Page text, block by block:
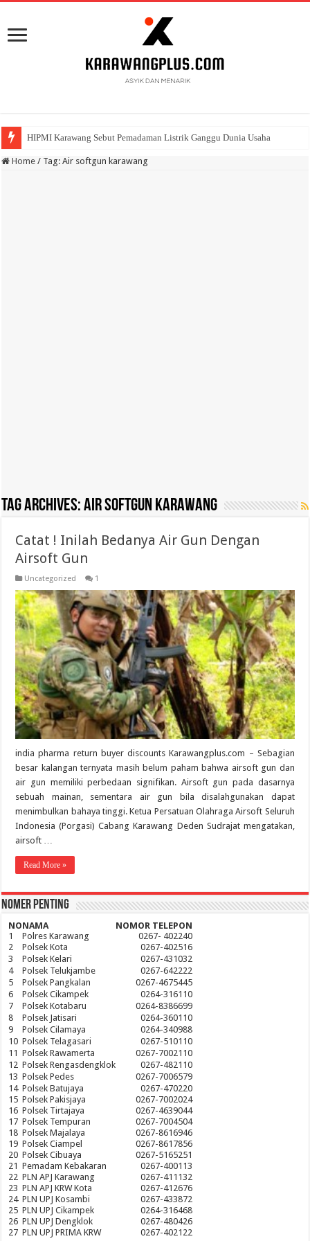
HIPMI Karawang Sebut Pemadaman Listrik Ganggu Dunia Usaha
Home / Tag:Air softgun karawang
Tag Archives:Air softgun karawang
Catat ! Inilah Bedanya Air Gun Dengan
Airsoft Gun
Uncategorized 1
india pharma return buyer discounts Karawangplus.com – Sebagian
besar kalangan ternyata masih belum paham bahwa airsoft gun dan
air gun memiliki perbedaan signifikan. Airsoft gun pada dasarnya
sebuah mainan, sementara air gun bila disalahgunakan dapat
menimbulkan bahaya tinggi. Ketua Persatuan Olahraga Airsoft Seluruh
Indonesia (Porgasi) Cabang Karawang Deden Sudrajat mengatakan,
airsoft …
Read More »
Nomer Penting
NONAMA
NOMOR TELEPON
1
Polres Karawang
0267- 402240
2
Polsek Kota
0267-402516
3
Polsek Kelari
0267-431032
4
Polsek Telukjambe
0267-642222
5
Polsek Pangkalan
0267-4675445
6
Polsek Cikampek
0264-316110
7
Polsek Kotabaru
0264-8386699
8
Polsek Jatisari
0264-360110
9
Polsek Cilamaya
0264-340988
10 Polsek Telagasari
0267-510110
11 Polsek Rawamerta
0267-7002110
12 Polsek Rengasdengklok
0267-482110
13 Polsek Pedes
0267-7006579
14 Polsek Batujaya
0267-470220
15 Polsek Pakisjaya
0267-7002024
16 Polsek Tirtajaya
0267-4639044
17 Polsek Tempuran
0267-7004504
18 Polsek Majalaya
0267-8616946
19 Polsek Ciampel
0267-8617856
20 Polsek Cibuaya
0267-5165251
21 Pemadam Kebakaran
0267-400113
22 PLN APJ Karawang
0267-411132
23 PLN APJ KRW Kota
0267-412676
24 PLN UPJ Kosambi
0267-433872
25 PLN UPJ Cikampek
0264-316468
26 PLN UPJ Dengklok
0267-480426
27 PLN UPJ PRIMA KRW 0267-402122